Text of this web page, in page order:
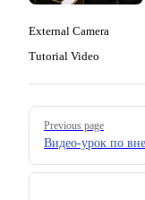
External Camera
Tutorial Video
Pager
Previous page
Видео-урок по